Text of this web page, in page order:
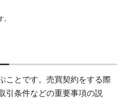
ことです。売買契約をする際
引条件などの重要事項の説